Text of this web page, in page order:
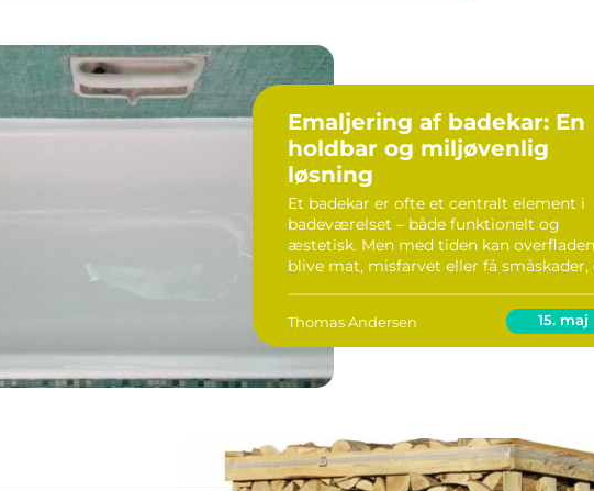
Emaljering af badekar: En
holdbar og miljøvenlig
løsning
Et badekar er ofte et centralt element i
badeværelset – både funktionelt og
æstetisk. Men med tiden kan overfladen
blive mat, misfarvet eller få småskader,
Thomas Andersen 15. maj